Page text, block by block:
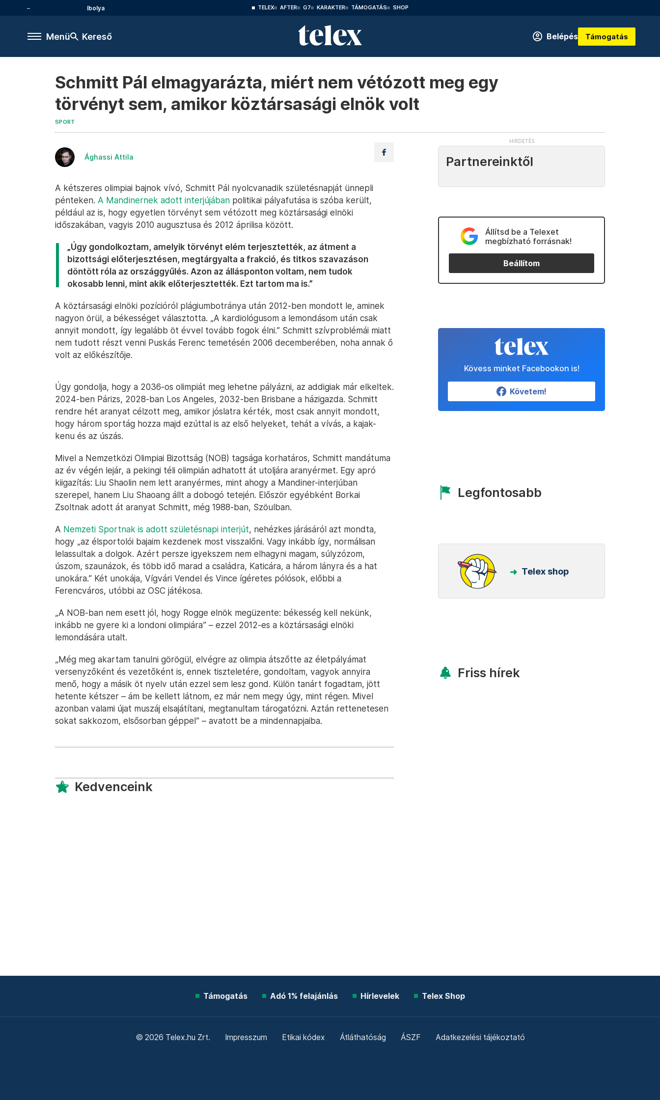
Ibolya TELEX AFTER G7 KARAKTER TÁMOGATÁS SHOP
Menü Kereső Belépés Támogatás
Schmitt Pál elmagyarázta, miért nem vétózott meg egy
törvényt sem, amikor köztársasági elnök volt
SPORT
Ághassi Attila
A kétszeres olimpiai bajnok vívó, Schmitt Pál nyolcvanadik születésnapját ünnepli
pénteken. A Mandinernek adott interjújában politikai pályafutása is szóba került,
például az is, hogy egyetlen törvényt sem vétózott meg köztársasági elnöki
időszakában, vagyis 2010 augusztusa és 2012 áprilisa között.
„Úgy gondolkoztam, amelyik törvényt elém terjesztették, az átment a
bizottsági előterjesztésen, megtárgyalta a frakció, és titkos szavazáson
döntött róla az országgyűlés. Azon az állásponton voltam, nem tudok
okosabb lenni, mint akik előterjesztették. Ezt tartom ma is.”
A köztársasági elnöki pozícióról plágiumbotránya után 2012-ben mondott le, aminek
nagyon örül, a békességet választotta. „A kardiológusom a lemondásom után csak
annyit mondott, így legalább öt évvel tovább fogok élni.” Schmitt szívproblémái miatt
nem tudott részt venni Puskás Ferenc temetésén 2006 decemberében, noha annak ő
volt az előkészítője.
Úgy gondolja, hogy a 2036-os olimpiát meg lehetne pályázni, az addigiak már elkeltek.
2024-ben Párizs, 2028-ban Los Angeles, 2032-ben Brisbane a házigazda. Schmitt
rendre hét aranyat célzott meg, amikor jóslatra kérték, most csak annyit mondott,
hogy három sportág hozza majd ezúttal is az első helyeket, tehát a vívás, a kajak-
kenu és az úszás.
Mivel a Nemzetközi Olimpiai Bizottság (NOB) tagsága korhatáros, Schmitt mandátuma
az év végén lejár, a pekingi téli olimpián adhatott át utoljára aranyérmet. Egy apró
kiigazítás: Liu Shaolin nem lett aranyérmes, mint ahogy a Mandiner-interjúban
szerepel, hanem Liu Shaoang állt a dobogó tetején. Először egyébként Borkai
Zsoltnak adott át aranyat Schmitt, még 1988-ban, Szöulban.
A Nemzeti Sportnak is adott születésnapi interjút, nehézkes járásáról azt mondta,
hogy „az élsportolói bajaim kezdenek most visszalőni. Vagy inkább így, normálisan
lelassultak a dolgok. Azért persze igyekszem nem elhagyni magam, súlyzózom,
úszom, szaunázok, és több idő marad a családra, Katicára, a három lányra és a hat
unokára.” Két unokája, Vígvári Vendel és Vince ígéretes pólósok, előbbi a
Ferencváros, utóbbi az OSC játékosa.
„A NOB-ban nem esett jól, hogy Rogge elnök megüzente: békesség kell nekünk,
inkább ne gyere ki a londoni olimpiára” – ezzel 2012-es a köztársasági elnöki
lemondására utalt.
„Még meg akartam tanulni görögül, elvégre az olimpia átszőtte az életpályámat
versenyzőként és vezetőként is, ennek tiszteletére, gondoltam, vagyok annyira
menő, hogy a másik öt nyelv után ezzel sem lesz gond. Külön tanárt fogadtam, jött
hetente kétszer – ám be kellett látnom, ez már nem megy úgy, mint régen. Mivel
azonban valami újat muszáj elsajátítani, megtanultam tárogatózni. Aztán rettenetesen
sokat sakkozom, elsősorban géppel” – avatott be a mindennapjaiba.
Kedvenceink
Partnereinktől
Állítsd be a Telexet
megbízható forrásnak!
Beállítom
Kövess minket Facebookon is!
Követem!
Legfontosabb
Telex shop
Friss hírek
Támogatás Adó 1% felajánlás Hírlevelek Telex Shop
© 2026 Telex.hu Zrt. Impresszum Etikai kódex Átláthatóság ÁSZF Adatkezelési tájékoztató